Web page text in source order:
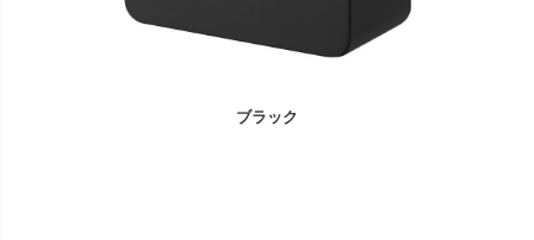
ブラック